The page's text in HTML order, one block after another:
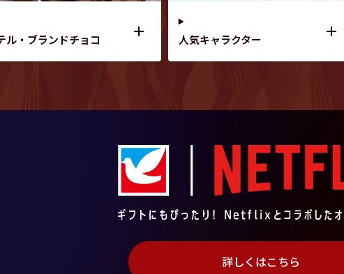
ル・ブランドチョコ 人気キャラクター
詳しくはこちら